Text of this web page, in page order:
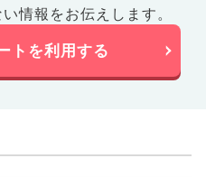
情報をお伝えします。
トを利用する